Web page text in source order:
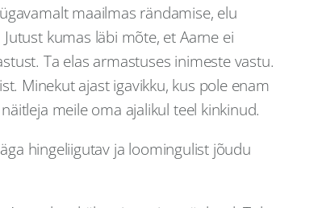
maailmas rändamise, elu
kumas läbi mõte, et Aarne ei
Ta elas armastuses inimeste vastu.
Minekut ajast igavikku, kus pole enam
meile oma ajalikul teel kinkinud.
hingeliigutav ja loomingulist jõudu